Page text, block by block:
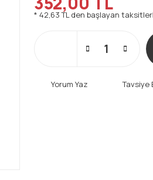
* 42,63 TL den başlayan
Yorum Yaz Tavsiye